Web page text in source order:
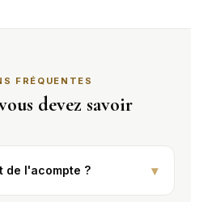
2026
FRÉQUENTES
devez savoir
de l'acompte ? ▾